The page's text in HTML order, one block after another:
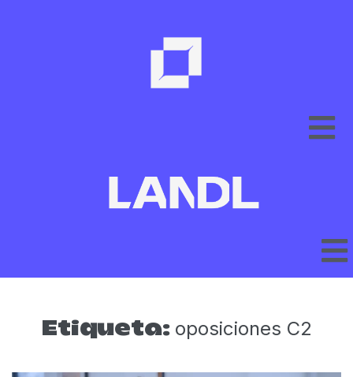
Etiqueta: oposiciones C2